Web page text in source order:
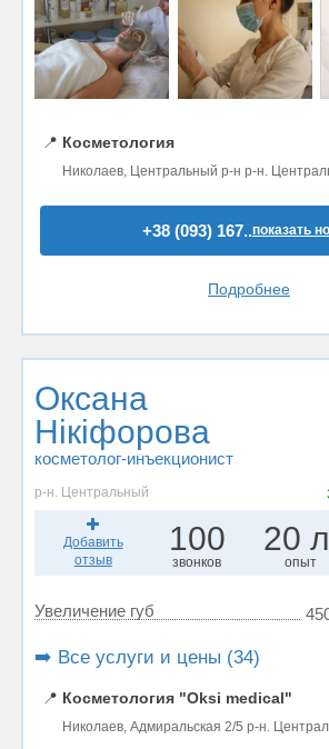
📍 Косметология
Николаев, Центральный р-н р-н.
+38 (093) 167..показать
Подробнее
Оксана
Нікіфорова
косметолог-инъекционист
р-н. Центральный
Добавить
отзыв
100
звонков
20
опыт
Увеличение губ
➡️ Все услуги и цены (34)
📍 Косметология "Oksi medical"
Николаев, Адмиральская 2/5 р-н.